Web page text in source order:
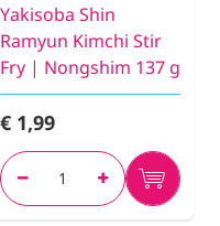
Yakisoba Shin
Ramyun Kimchi Stir
Fry | Nongshim 137 g
€ 1,99